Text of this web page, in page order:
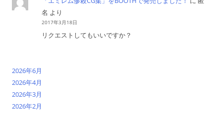
名 より
2017年3月18日
リクエストしてもいいですか？
2026年6月
2026年4月
2026年3月
2026年2月